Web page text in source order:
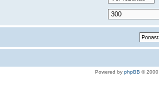
Powered by phpBB ©